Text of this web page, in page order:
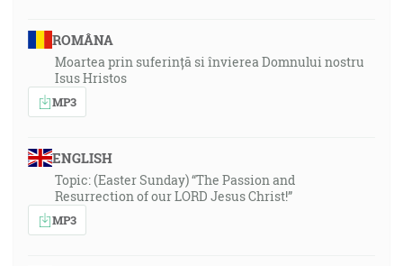
ROMÂNA
Moartea prin suferință si învierea Domnului nostru
Isus Hristos
MP3
ENGLISH
Topic: (Easter Sunday) “The Passion and
Resurrection of our LORD Jesus Christ!”
MP3